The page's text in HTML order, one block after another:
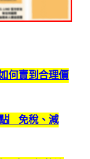
何賣到合理價
︳免稅、減